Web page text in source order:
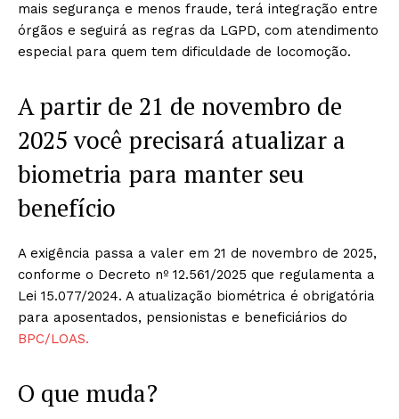
mais segurança e menos fraude, terá integração entre
órgãos e seguirá as regras da LGPD, com atendimento
especial para quem tem dificuldade de locomoção.
A partir de 21 de novembro de
2025 você precisará atualizar a
biometria para manter seu
benefício
A exigência passa a valer em 21 de novembro de 2025,
conforme o Decreto nº 12.561/2025 que regulamenta a
Lei 15.077/2024. A atualização biométrica é obrigatória
para aposentados, pensionistas e beneficiários do
BPC/LOAS.
O que muda?